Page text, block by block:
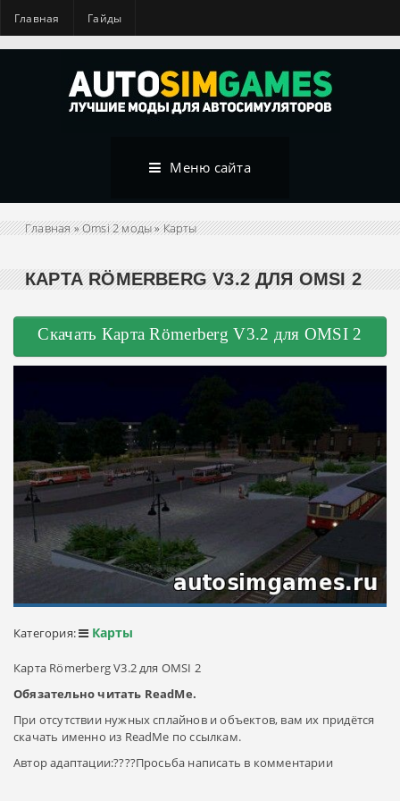
Главная Гайды
Меню сайта
Главная»Omsi 2 моды»Карты
КАРТА RÖMERBERG V3.2 ДЛЯ OMSI 2
Скачать Карта Römerberg V3.2 для OMSI 2
Категория: Карты
Карта Römerberg V3.2 для OMSI 2
Обязательно читать ReadMe.
При отсутствии нужных сплайнов и объектов, вам их придётся
скачать именно из ReadMe по ссылкам.
Автор адаптации:????Просьба написать в комментарии